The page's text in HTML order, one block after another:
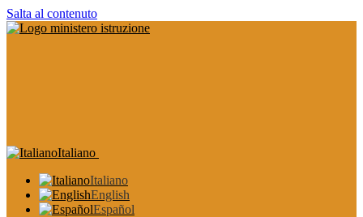
Salta al contenuto
Italiano
Italiano
English
Español